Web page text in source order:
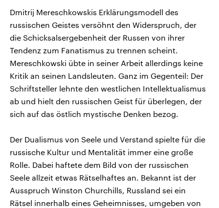
Dmitrij Mereschkowskis Erklärungsmodell des
russischen Geistes versöhnt den Widerspruch, der
die Schicksalsergebenheit der Russen von ihrer
Tendenz zum Fanatismus zu trennen scheint.
Mereschkowski übte in seiner Arbeit allerdings keine
Kritik an seinen Landsleuten. Ganz im Gegenteil: Der
Schriftsteller lehnte den westlichen Intellektualismus
ab und hielt den russischen Geist für überlegen, der
sich auf das östlich mystische Denken bezog.
Der Dualismus von Seele und Verstand spielte für die
russische Kultur und Mentalität immer eine große
Rolle. Dabei haftete dem Bild von der russischen
Seele allzeit etwas Rätselhaftes an. Bekannt ist der
Ausspruch Winston Churchills, Russland sei ein
Rätsel innerhalb eines Geheimnisses, umgeben von